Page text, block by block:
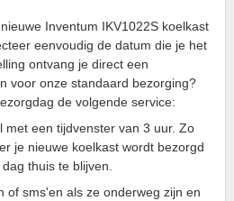
Inventum IKV1022S koelkast
eenvoudig de datum die je het
ontvang je direct een
voor onze standaard bezorging?
de volgende service:
met een tijdvenster van 3 uur. Zo
je nieuwe koelkast wordt bezorgd
thuis te blijven.
of sms'en als ze onderweg zijn en